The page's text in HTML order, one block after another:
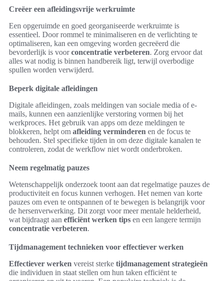
Creëer een afleidingsvrije werkruimte
Een opgeruimde en goed georganiseerde werkruimte is
essentieel. Door rommel te minimaliseren en de verlichting te
optimaliseren, kan een omgeving worden gecreëerd die
bevorderlijk is voorconcentratie verbeteren. Zorg ervoor dat
alles wat nodig is binnen handbereik ligt, terwijl overbodige
spullen worden verwijderd.
Beperk digitale afleidingen
Digitale afleidingen, zoals meldingen van sociale media of e-
mails, kunnen een aanzienlijke verstoring vormen bij het
werkproces. Het gebruik van apps om deze meldingen te
blokkeren, helpt om afleiding verminderen en de focus te
behouden. Stel specifieke tijden in om deze digitale kanalen te
controleren, zodat de werkflow niet wordt onderbroken.
Neem regelmatig pauzes
Wetenschappelijk onderzoek toont aan dat regelmatige pauzes de
productiviteit en focus kunnen verhogen. Het nemen van korte
pauzes om even te ontspannen of te bewegen is belangrijk voor
de hersenverwerking. Dit zorgt voor meer mentale helderheid,
wat bijdraagt aan efficiënt werken tips en een langere termijn
concentratie verbeteren.
Tijdmanagement technieken voor effectiever werken
Effectiever werken vereist sterke tijdmanagement strategieën
die individuen in staat stellen om hun taken efficiënt te